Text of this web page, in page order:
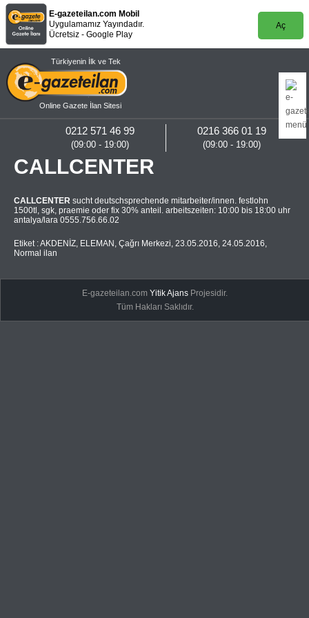
E-gazeteilan.com Mobil
Uygulamamız Yayındadır.
Ücretsiz - Google Play
Aç
Türkiyenin İlk ve Tek
Online Gazete İlan Sitesi
0216 366 01 19
(09:00 - 19:00)
0212 571 46 99
(09:00 - 19:00)
CALLCENTER
CALLCENTER sucht deutschsprechende mitarbeiter/innen. festlohn
1500tl, sgk, praemie oder fix 30% anteil. arbeitszeiten: 10:00 bis 18:00 uhr
antalya/lara 0555.756.66.02
Etiket :AKDENİZ, ELEMAN , Çağrı Merkezi, 23.05.2016, 24.05.2016,
Normal ilan
E-gazeteilan.comYitik Ajans Projesidir.
Tüm Hakları Saklıdır.